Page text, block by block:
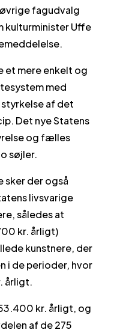
fagudvalg
kulturminister Uffe
et mere enkelt og
med
af det
Det nye Statens
og fælles
søjler.
sker der også
livsvarige
således at
kr. årligt)
kunstnere, der
i de perioder, hvor
årligt.
kr. årligt, og
af de 275